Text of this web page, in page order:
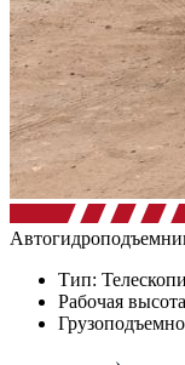
Тип:
Рабочая